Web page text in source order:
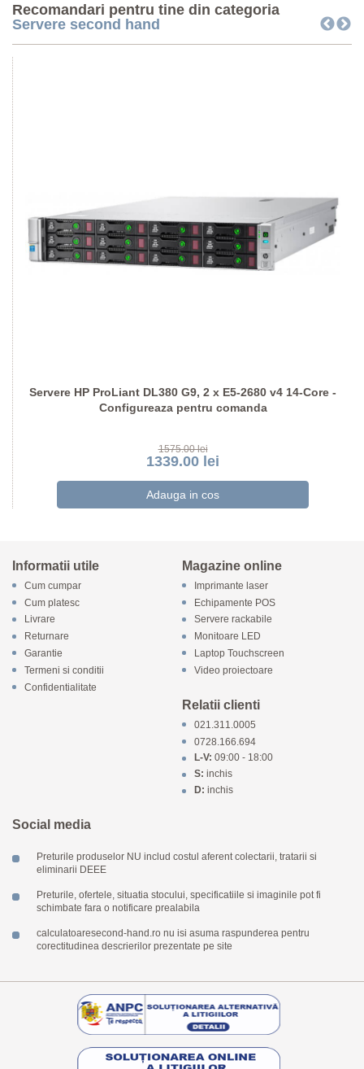
Recomandari pentru tine din categoria
Servere second hand
Servere HP ProLiant DL380 G9, 2 x E5-2680 v4 14-Core -
Configureaza pentru comanda
1575.00 lei
1339.00 lei
Informatii utile
Cum cumpar
Cum platesc
Livrare
Returnare
Garantie
Termeni si conditii
Confidentialitate
Magazine online
Imprimante laser
Echipamente POS
Servere rackabile
Monitoare LED
Laptop Touchscreen
Video proiectoare
Relatii clienti
021.311.0005
0728.166.694
L-V: 09:00 - 18:00
S: inchis
D: inchis
Social media
Preturile produselor NU includ costul aferent colectarii, tratarii si
eliminarii DEEE
Preturile, ofertele, situatia stocului, specificatiile si imaginile pot fi
schimbate fara o notificare prealabila
calculatoaresecond-hand.ro nu isi asuma raspunderea pentru
corectitudinea descrierilor prezentate pe site